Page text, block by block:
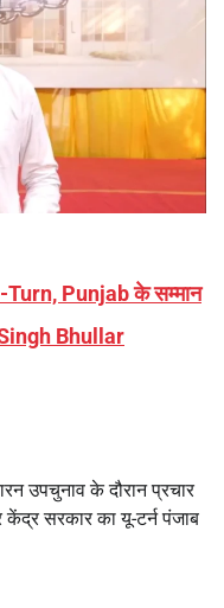
Punjab के सम्मान
Bhullar
उपचुनाव के दौरान प्रचार
सरकार का यू-टर्न पंजाब